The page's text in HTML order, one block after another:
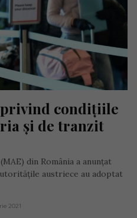
condițiile
și de tranzit
din România a anunțat
austriece au adoptat
2021